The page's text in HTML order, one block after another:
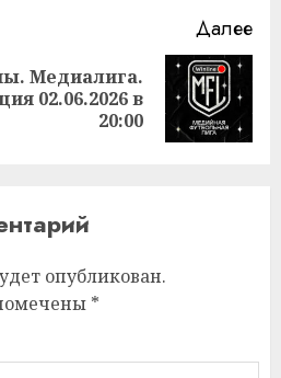
Далее
Медиалига.
02.06.2026 в
20:00
опубликован.
*